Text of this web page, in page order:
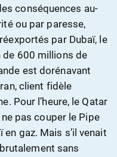
conséquences au-
ou par paresse,
par Dubaï, le
de 600 millions de
est dorénavant
client fidèle
Pour l’heure, le Qatar
pas couper le Pipe
gaz. Mais s’il venait
sans